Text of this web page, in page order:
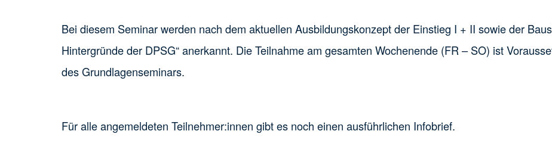
Bei diesem Seminar werden nach dem aktuellen Ausbildungskonzept der Einstieg I + II sowie der
Hintergründe der DPSG“ anerkannt. Die Teilnahme am gesamten Wochenende (FR – SO) ist
des Grundlagenseminars.
Für alle angemeldeten Teilnehmer:innen gibt es noch einen ausführlichen Infobrief.